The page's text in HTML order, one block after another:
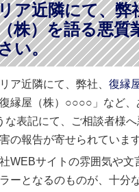
ア近隣にて、弊
株）を語る悪質
い。
ア近隣にて、弊社、復縁
縁屋（株）○○○○」など、
な表記にて、ご相談者様
の報告が寄せられています
WEBサイトの雰囲気や文
ーとなるのものが、十分